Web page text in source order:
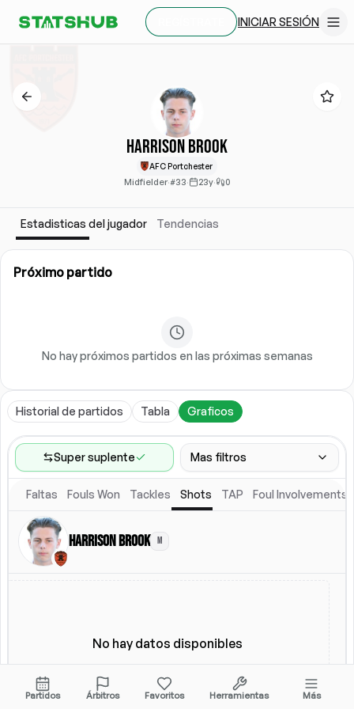
INICIAR SESIÓN
Harrison Brook
AFC Portchester
Midfielder·#33· 23y· 0
Estadisticas del jugador Tendencias
Próximo partido
No hay próximos partidos en las próximas semanas
Historial de partidos Tabla Graficos
Super suplente Mas filtros
Rango de partidos
Ultimos 60 partidos
Competiciones
Ligas(6
Faltas Fouls Won Tackles Shots TAP Foul Involvements
Harrison Brook M
No hay datos disponibles
Partidos Árbitros Favoritos Herramientas Más